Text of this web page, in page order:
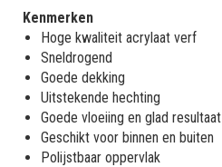
Kenmerken
Hoge kwaliteit acrylaat verf
Sneldrogend
Goede dekking
Uitstekende hechting
Goede vloeiing en glad resultaat
Geschikt voor binnen en buiten
Polijstbaar oppervlak